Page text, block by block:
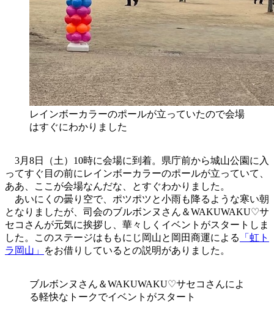
レインボーカラーのポールが立っていたので会場
はすぐにわかりました
3月8日（土）10時に会場に到着。県庁前から城山公園に入
ってすぐ目の前にレインボーカラーのポールが立っていて、
ああ、ここが会場なんだな、とすぐわかりました。
あいにくの曇り空で、ポツポツと小雨も降るような寒い朝
となりましたが、司会のブルボンヌさん＆WAKUWAKU♡サ
セコさんが元気に挨拶し、華々しくイベントがスタートしま
した。このステージはももにじ岡山と岡田商運による
「虹ト
ラ岡山」
をお借りしているとの説明がありました。
ブルボンヌさん＆WAKUWAKU♡サセコさんによ
る軽快なトークでイベントがスタート